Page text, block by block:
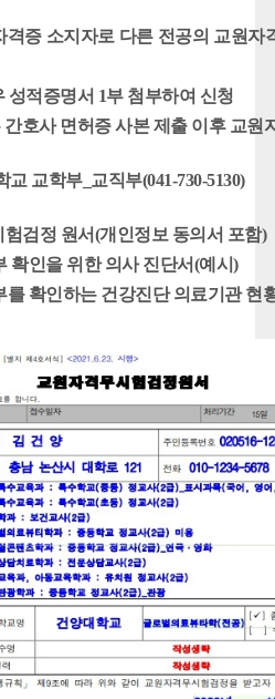
격증 소지자로 다른 전공의 교원
성적증명서 1부 첨부하여 신청
호사 면허증 사본 제출 이후 교원
교 교학부_교직부(041-730-5130)
험검정 원서(개인정보 동의서 포함)
확인을 위한 의사 진단서(예시)
확인하는 건강진단 의료기관 현